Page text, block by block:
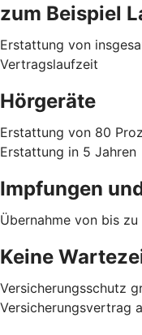
zum Beispiel
Erstattung von
Vertragslaufzeit
Hörgeräte
Erstattung von 80
Erstattung in 5 Jahren
Impfungen
Übernahme von bis
Keine
Versicherungsschutz
Versicherungsvertrag